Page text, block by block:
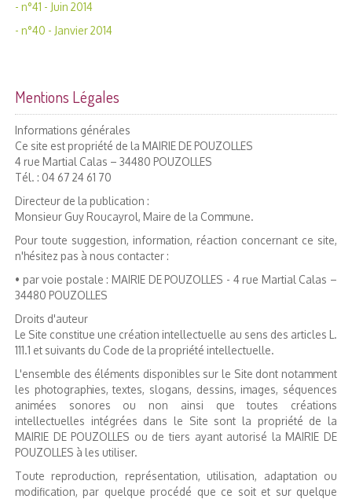
- n°41 - Juin 2014
- n°40 - Janvier 2014
Mentions Légales
Informations générales
Ce site est propriété de la MAIRIE DE POUZOLLES
4 rue Martial Calas – 34480 POUZOLLES
Tél. : 04 67 24 61 70
Directeur de la publication :
Monsieur Guy Roucayrol, Maire de la Commune.
Pour toute suggestion, information, réaction concernant ce site,
n'hésitez pas à nous contacter :
• par voie postale : MAIRIE DE POUZOLLES - 4 rue Martial Calas –
34480 POUZOLLES
Droits d'auteur
Le Site constitue une création intellectuelle au sens des articles L.
111.1 et suivants du Code de la propriété intellectuelle.
L'ensemble des éléments disponibles sur le Site dont notamment
les photographies, textes, slogans, dessins, images, séquences
animées sonores ou non ainsi que toutes créations
intellectuelles intégrées dans le Site sont la propriété de la
MAIRIE DE POUZOLLES ou de tiers ayant autorisé la MAIRIE DE
POUZOLLES à les utiliser.
Toute reproduction, représentation, utilisation, adaptation ou
modification, par quelque procédé que ce soit et sur quelque